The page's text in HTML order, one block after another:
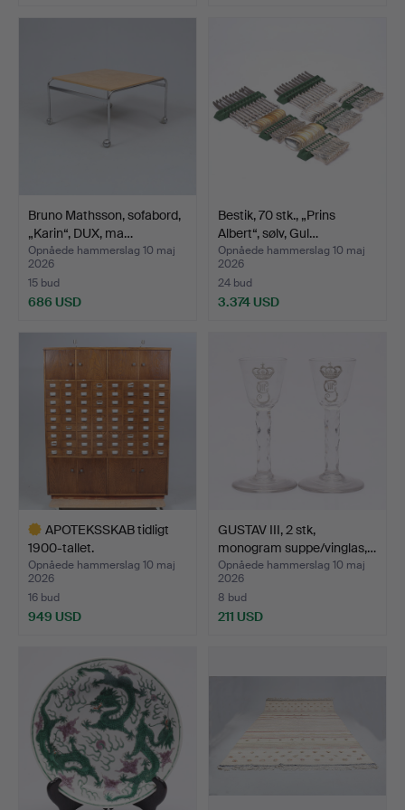
Bruno Mathsson, sofabord,
„Karin“, DUX, ma…
Opnåede hammerslag 10 maj
2026
15 bud
686 USD
Bestik, 70 stk., „Prins
Albert“, sølv, Gul…
Opnåede hammerslag 10 maj
2026
24 bud
3.374 USD
APOTEKSSKAB tidligt
1900-tallet.
Opnåede hammerslag 10 maj
2026
16 bud
949 USD
GUSTAV III, 2 stk,
monogram suppe/vinglas,…
Opnåede hammerslag 10 maj
2026
8 bud
211 USD